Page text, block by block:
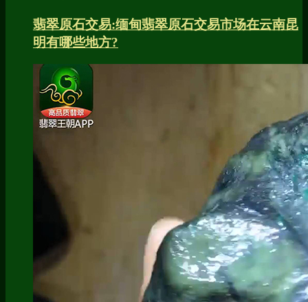
翡翠原石交易:缅甸翡翠原石交易市场在云南昆
明有哪些地方?